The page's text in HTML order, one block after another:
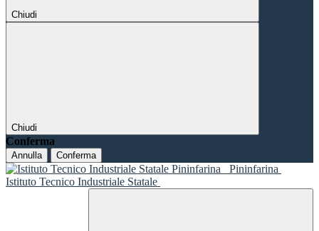
Chiudi
Chiudi
Conferma
Annulla Conferma
Pininfarina
Istituto Tecnico Industriale Statale